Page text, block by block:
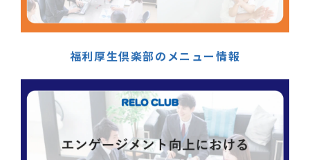
福利厚生倶楽部のメニュー情報